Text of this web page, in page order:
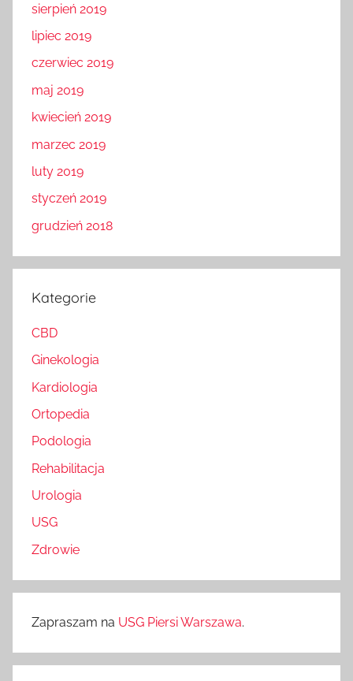
sierpień 2019
lipiec 2019
czerwiec 2019
maj 2019
kwiecień 2019
marzec 2019
luty 2019
styczeń 2019
grudzień 2018
Kategorie
CBD
Ginekologia
Kardiologia
Ortopedia
Podologia
Rehabilitacja
Urologia
USG
Zdrowie
Zapraszam na USG Piersi Warszawa.